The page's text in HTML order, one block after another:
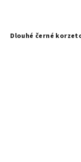
Dlouhé černé